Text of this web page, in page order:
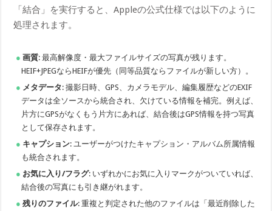
「結合」を実行すると、Appleの公式仕様では以下のように
処理されます。
画質: 最高解像度・最大ファイルサイズの写真が残ります。
HEIF+JPEGならHEIFが優先（同等品質ならファイルが新しい方）。
メタデータ: 撮影日時、GPS、カメラモデル、編集履歴などのEXIF
データは全ソースから統合され、欠けている情報を補完。例えば、
片方にGPSがなくもう片方にあれば、結合後はGPS情報を持つ写真
として保存されます。
キャプション: ユーザーがつけたキャプション・アルバム所属情報
も統合されます。
お気に入り/フラグ: いずれかにお気に入りマークがついていれば、
結合後の写真にも引き継がれます。
残りのファイル: 重複と判定された他のファイルは「最近削除した